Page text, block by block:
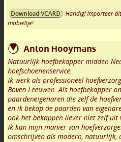
Download VCARD
Handig! Importeer
mobieltje!
Anton Hooymans
Natuurlijk hoefbekapper midden
hoefschoenenservice.
Ik werk als professioneel
Boven Leeuwen. Als hoefbekapper
paardeneigenaren die zelf de
en ik bekap de paarden van
ook het bekappen liever niet zelf uit
Ik kan mijn manier van
omschrijven als modern, natuurlijk,